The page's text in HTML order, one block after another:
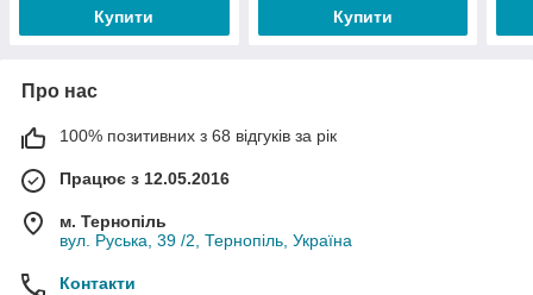
Купити Купити
Про нас
100% позитивних з 68 відгуків за рік
Працює з 12.05.2016
м. Тернопіль
вул. Руська, 39 /2, Тернопіль, Україна
Контакти